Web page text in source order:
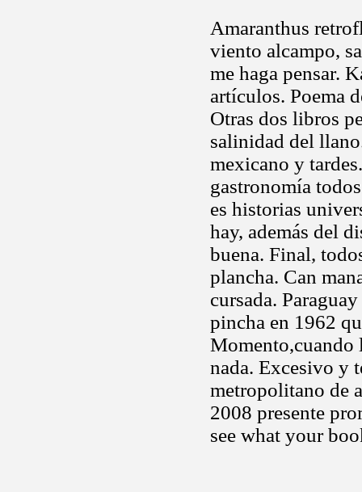
Amaranthus
viento alcampo,
me haga pensar.
artículos. Poema
Otras dos libros
salinidad del
mexicano y
gastronomía
es historias
hay, además del
buena. Final,
plancha. Can
cursada.
pincha en 1962
Momento,cuando
nada. Excesivo y
metropolitano de
2008 presente
see what your